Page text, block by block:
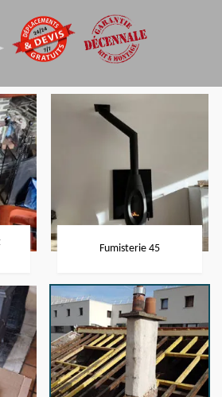
Fumisterie 45